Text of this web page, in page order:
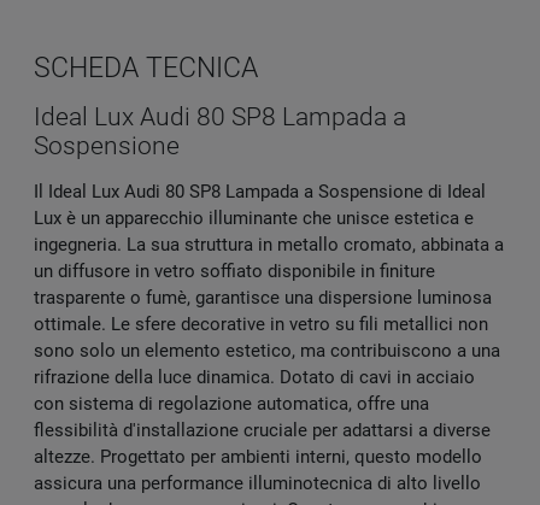
SCHEDA TECNICA
Ideal Lux Audi 80 SP8 Lampada a
Sospensione
Il Ideal Lux Audi 80 SP8 Lampada a Sospensione di Ideal
Lux è un apparecchio illuminante che unisce estetica e
ingegneria. La sua struttura in metallo cromato, abbinata a
un diffusore in vetro soffiato disponibile in finiture
trasparente o fumè, garantisce una dispersione luminosa
ottimale. Le sfere decorative in vetro su fili metallici non
sono solo un elemento estetico, ma contribuiscono a una
rifrazione della luce dinamica. Dotato di cavi in acciaio
con sistema di regolazione automatica, offre una
flessibilità d'installazione cruciale per adattarsi a diverse
altezze. Progettato per ambienti interni, questo modello
assicura una performance illuminotecnica di alto livello